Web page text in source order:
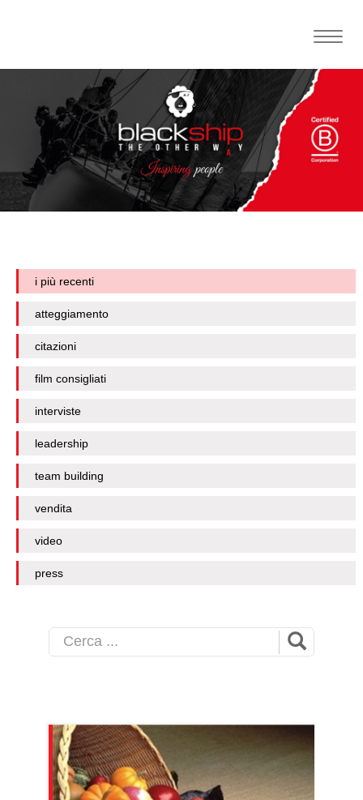
Toggle
i più recenti
atteggiamento
citazioni
film consigliati
interviste
leadership
team building
vendita
video
press